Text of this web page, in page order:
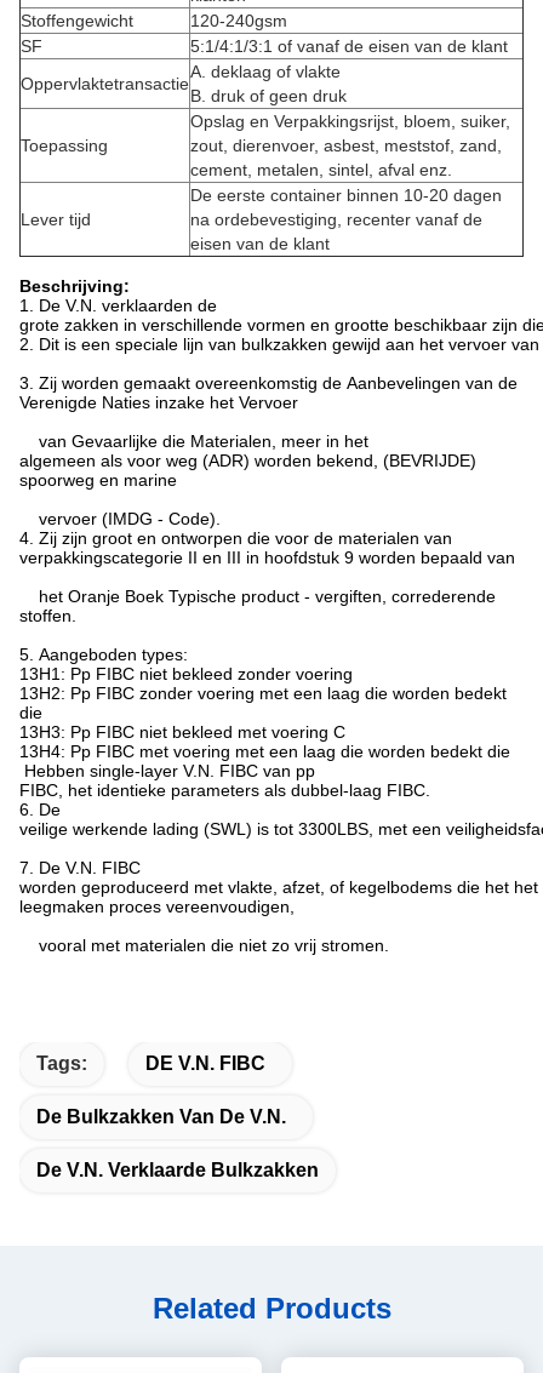
Stoffengewicht
120-240gsm
SF
5:1/4:1/3:1 of vanaf de eisen van de klant
Oppervlaktetransactie
A. deklaag of vlakte
B. druk of geen druk
Toepassing
Opslag en Verpakkingsrijst, bloem, suiker,
zout, dierenvoer, asbest, meststof, zand,
cement, metalen, sintel, afval enz.
Lever tijd
De eerste container binnen 10-20 dagen
na ordebevestiging, recenter vanaf de
eisen van de klant
Beschrijving:
1. De V.N. verklaarden de
grote zakken in verschillende vormen en grootte beschikbaar zijn
2. Dit is een speciale lijn van bulkzakken gewijd aan het vervoer
3. Zij worden gemaakt overeenkomstig de Aanbevelingen van de
Verenigde Naties inzake het Vervoer
van Gevaarlijke die Materialen, meer in het
algemeen als voor weg (ADR) worden bekend, (BEVRIJDE)
spoorweg en marine
vervoer (IMDG - Code).
4. Zij zijn groot en ontworpen die voor de materialen van
verpakkingscategorie II en III in hoofdstuk 9 worden bepaald van
het Oranje Boek Typische product - vergiften, correderende
stoffen.
5. Aangeboden types:
13H1: Pp FIBC niet bekleed zonder voering
13H2: Pp FIBC zonder voering met een laag die worden bedekt
die
13H3: Pp FIBC niet bekleed met voering C
13H4: Pp FIBC met voering met een laag die worden bedekt die
Hebben single-layer V.N. FIBC van pp
FIBC, het identieke parameters als dubbel-laag FIBC.
6. De
veilige werkende lading (SWL) is tot 3300LBS, met een
7. De V.N. FIBC
worden geproduceerd met vlakte, afzet, of kegelbodems die het het
leegmaken proces vereenvoudigen,
vooral met materialen die niet zo vrij stromen.
Tags: DE V.N. FIBC
De Bulkzakken Van De V.N.
De V.N. Verklaarde Bulkzakken
Related Products